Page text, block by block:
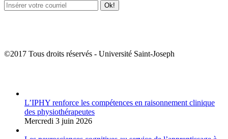
©2017 Tous droits réservés - Université Saint-Joseph
L’IPHY renforce les compétences en raisonnement clinique
des physiothérapeutes
Mercredi 3 juin 2026